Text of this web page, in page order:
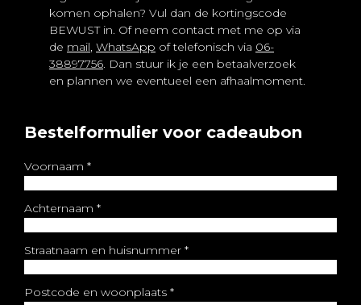
komen ophalen? Vul dan de kortingscode
BEWUST in. Of neem contact met me op via
de mail,WhatsApp of telefonisch via 06-
38897756. Dan stuur ik je een betaalverzoek
en plannen we eventueel een afhaalmoment.
Bestelformulier voor cadeaubon
Voornaam *
Achternaam *
Straatnaam en huisnummer *
Postcode en woonplaats *